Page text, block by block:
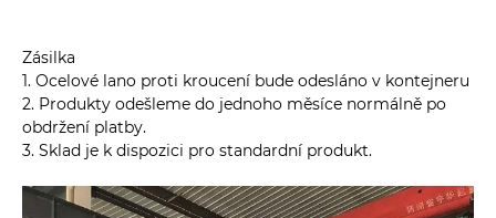
Zásilka
1. Ocelové lano proti kroucení bude odesláno v kontejneru
2. Produkty odešleme do jednoho měsíce normálně po
obdržení platby.
3. Sklad je k dispozici pro standardní produkt.